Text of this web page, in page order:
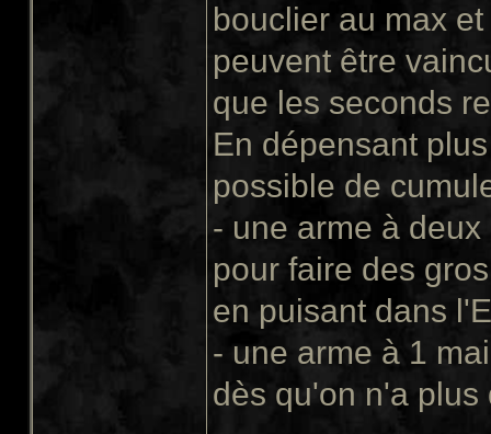
bouclier au max
peuvent être
que les seconds
En dépensant
possible de
- une arme à
pour faire des
en puisant dans
- une arme à 1
dès qu'on n'a plus